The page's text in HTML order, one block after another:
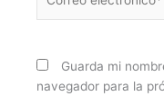
electrónico*
Guarda mi
navegador para la